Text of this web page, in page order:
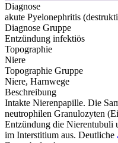
Diagnose
akute Pyelonephritis
Diagnose Gruppe
Entzündung infektiös
Topographie
Niere
Topographie Gruppe
Niere, Harnwege
Beschreibung
Intakte Nierenpapille. Die
neutrophilen Granulozyten
Entzündung die Nierentubuli
im Interstitium aus. Deutliche